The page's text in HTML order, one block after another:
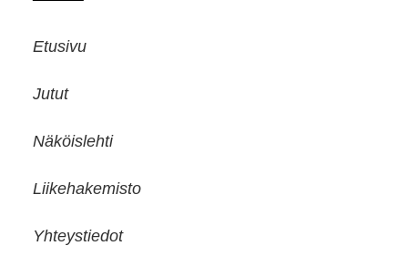
Etusivu
Jutut
Näköislehti
Liikehakemisto
Yhteystiedot